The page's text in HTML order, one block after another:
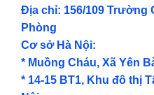
Địa chỉ: 156/109 Trường
Phòng
Cơ sở Hà Nội:
* Muồng Cháu, Xã Yên
* 14-15 BT1, Khu đô thị